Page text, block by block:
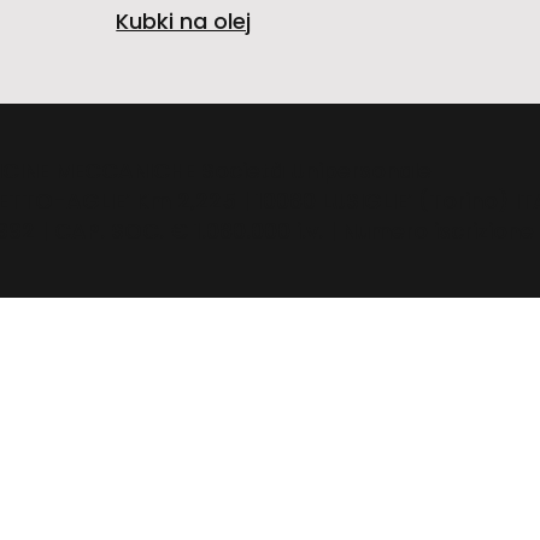
Kubki na olej